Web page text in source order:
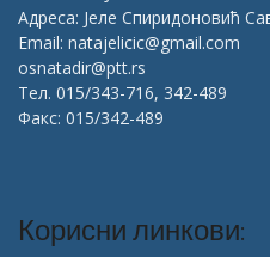
Адреса: Јеле Спиридоновић
Email: natajelicic@gmail.com
osnatadir@ptt.rs
Тел. 015/343-716, 342-489
Факс: 015/342-489
Корисни линкови: